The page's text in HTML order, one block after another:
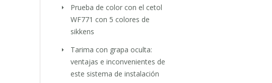
Prueba de color con el cetol
WF771 con 5 colores de
sikkens
Tarima con grapa oculta:
ventajas e inconvenientes de
este sistema de instalación